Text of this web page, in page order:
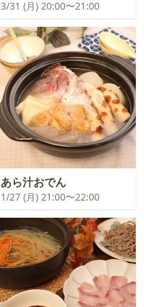
3/31 (月) 20:00〜21:00
あら汁おでん
1/27 (月) 21:00〜22:00